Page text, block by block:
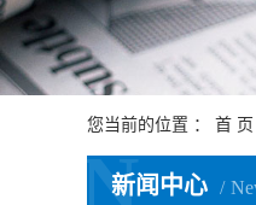
您当前的位置 ： 首 页
新闻中心
N